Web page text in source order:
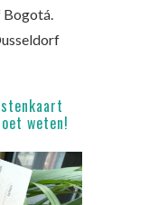
Bogotá.
weten!